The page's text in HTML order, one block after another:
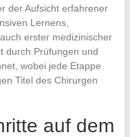
der Aufsicht erfahrener
Lernens,
erster medizinischer
durch Prüfungen und
wobei jede Etappe
Titel des Chirurgen
auf dem